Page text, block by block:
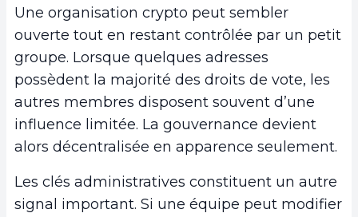
Une organisation crypto peut sembler
ouverte tout en restant contrôlée par un petit
groupe. Lorsque quelques adresses
possèdent la majorité des droits de vote, les
autres membres disposent souvent d’une
influence limitée. La gouvernance devient
alors décentralisée en apparence seulement.
Les clés administratives constituent un autre
signal important. Si une équipe peut modifier